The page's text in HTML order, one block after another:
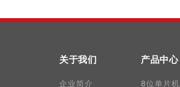
关于我们
企业简介
产品中心
8位单片机